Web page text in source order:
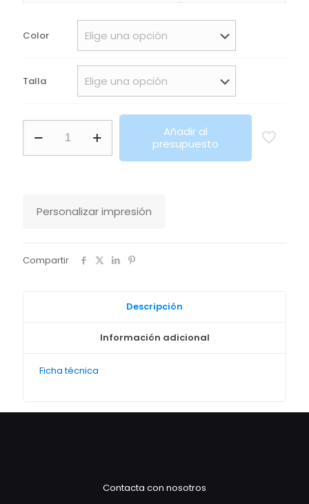
precios:
desde
16,70€
hasta
18,30€
Color
Talla
Microfibra
Añadir al
presupuesto
Personalizar impresión
Compartir
Descripción
Información adicional
Ficha técnica
Contacta con nosotros